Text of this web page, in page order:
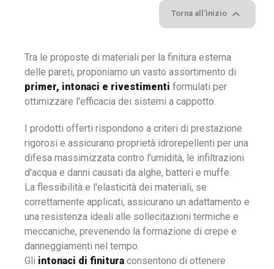
Torna all'inizio 
Tra le proposte di materiali per la finitura esterna
delle pareti, proponiamo un vasto assortimento di
primer, intonaci e rivestimenti formulati per
ottimizzare l'efficacia dei sistemi a cappotto.
I prodotti offerti rispondono a criteri di prestazione
rigorosi e assicurano proprietà idrorepellenti per una
difesa massimizzata contro l'umidità, le infiltrazioni
d'acqua e danni causati da alghe, batteri e muffe.
La flessibilità e l'elasticità dei materiali, se
correttamente applicati, assicurano un adattamento e
una resistenza ideali alle sollecitazioni termiche e
meccaniche, prevenendo la formazione di crepe e
danneggiamenti nel tempo.
Gli intonaci di finitura consentono di ottenere